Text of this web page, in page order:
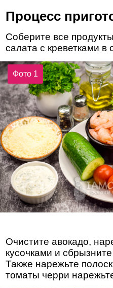
Процесс
Соберите все
салата с креветками в
Фото 1
Очистите авокадо,
кусочками и
Также нарежьте
томаты черри